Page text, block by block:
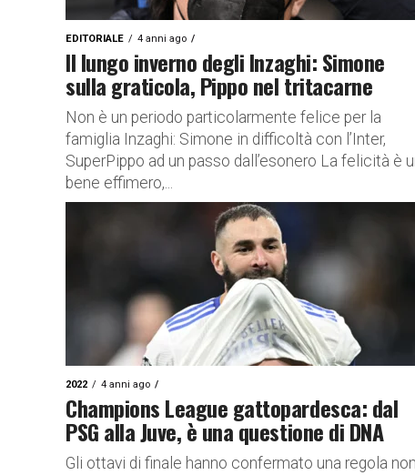
EDITORIALE 4 anni ago
Il lungo inverno degli Inzaghi: Simone
sulla graticola, Pippo nel tritacarne
Non è un periodo particolarmente felice per la
famiglia Inzaghi: Simone in difficoltà con l’Inter,
SuperPippo ad un passo dall’esonero La felicità è
bene effimero,...
2022 4 anni ago
Champions League gattopardesca: dal
PSG alla Juve, è una questione di DNA
Gli ottavi di finale hanno confermato una regola non